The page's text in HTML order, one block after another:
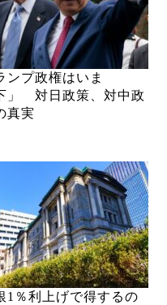
ンプ政権はいま
」 対日政策、対中政
真実
1％利上げで得するの